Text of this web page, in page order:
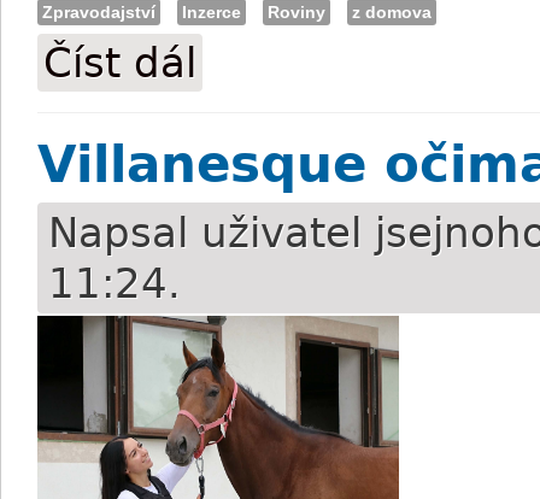
Zpravodajství Inzerce Roviny z domova
Číst dál
Villanesque
Napsal uživatel
11:24.